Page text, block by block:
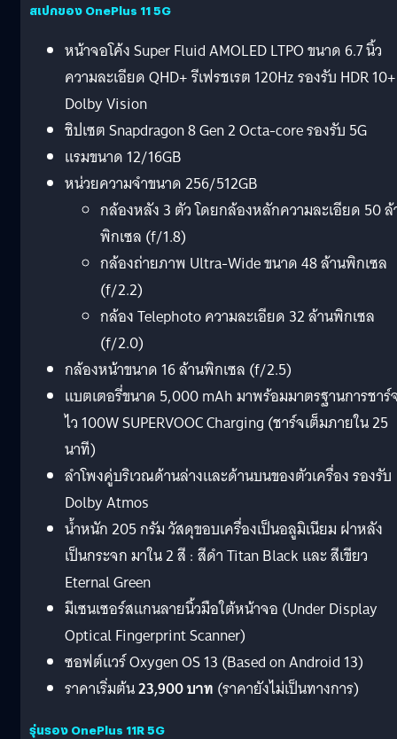
สเปกของ OnePlus 11 5G
หน้าจอโค้ง Super Fluid AMOLED LTPO ขนาด 6.7 นิ้ว
ความละเอียด QHD+ รีเฟรชเรต 120Hz รองรับ HDR
Dolby Vision
ชิปเซต Snapdragon 8 Gen 2 Octa-core รองรับ 5G
แรมขนาด 12/16GB
หน่วยความจำขนาด 256/512GB
กล้องหลัง 3 ตัว โดยกล้องหลักความละเอียด 50
พิกเซล (f/1.8)
กล้องถ่ายภาพ Ultra-Wide ขนาด 48 ล้านพิกเซล
(f/2.2)
กล้อง Telephoto ความละเอียด 32 ล้านพิกเซล
(f/2.0)
กล้องหน้าขนาด 16 ล้านพิกเซล (f/2.5)
แบตเตอรี่ขนาด 5,000 mAh มาพร้อมมาตรฐานการชาร์
ไว 100W SUPERVOOC Charging (ชาร์จเต็มภายใน 25
นาที)
ลำโพงคู่บริเวณด้านล่างและด้านบนของตัวเครื่อง รองรับ
Dolby Atmos
น้ำหนัก 205 กรัม วัสดุขอบเครื่องเป็นอลูมิเนียม ฝาหลัง
เป็นกระจก มาใน 2 สี : สีดำ Titan Black และ สีเขียว
Eternal Green
มีเซนเซอร์สแกนลายนิ้วมือใต้หน้าจอ (Under Display
Optical Fingerprint Scanner)
ซอฟต์แวร์ Oxygen OS 13 (Based on Android 13)
ราคาเริ่มต้น23,900 บาท (ราคายังไม่เป็นทางการ)
รุ่นรอง OnePlus 11R 5G